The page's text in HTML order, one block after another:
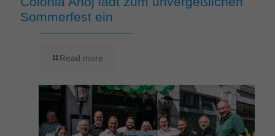
Sommerfest ein
Read more